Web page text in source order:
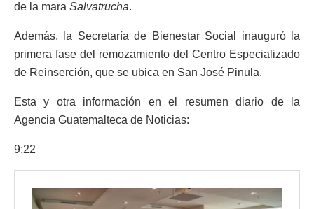
de la mara Salvatrucha.
Además, la Secretaría de Bienestar Social inauguró la
primera fase del remozamiento del Centro Especializado
de Reinserción, que se ubica en San José Pinula.
Esta y otra información en el resumen diario de la
Agencia Guatemalteca de Noticias:
9:22